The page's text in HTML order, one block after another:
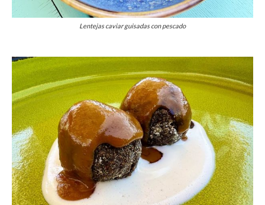
Lentejas caviar guisadas con pescado